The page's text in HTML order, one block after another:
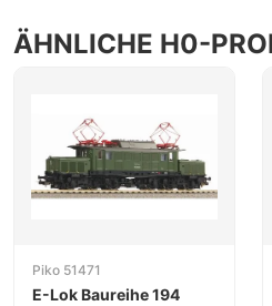
ÄHNLICHE H0-
Piko 51471
E-Lok Baureihe 194